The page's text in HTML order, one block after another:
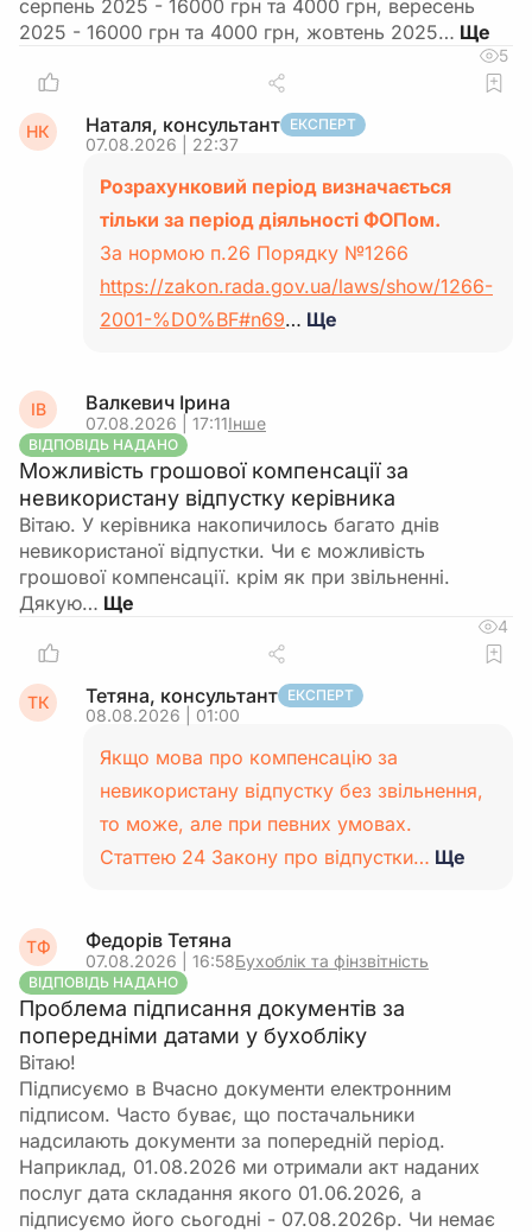
серпень 2025 - 16000 грн та 4000 грн, вересень
2025 - 16000 грн та 4000 грн, жовтень 2025…
5
НК Наталя, консультант ЕКСПЕРТ
07.08.2026 | 22:37
Розрахунковий період визначається
тільки за період діяльності ФОПом.
За нормою п.26 Порядку №1266
https://zakon.rada.gov.ua/laws/show/1266-
2001-%D0%BF#n69… Ще
ІВ Валкевич Ірина
07.08.2026 | 17:11Інше
ВІДПОВІДЬ НАДАНО
Можливість грошової компенсації за
невикористану відпустку керівника
Вітаю. У керівника накопичилось багато днів
невикористаної відпустки. Чи є можливість
грошової компенсації. крім як при звільненні.
Дякую…
4
ТК Тетяна, консультант ЕКСПЕРТ
08.08.2026 | 01:00
Якщо мова про компенсацію за
невикористану відпустку без звільнення,
то може, але при певних умовах.
Статтею 24 Закону про відпустки… Ще
ТФ Федорів Тетяна
07.08.2026 | 16:58Бухоблік та фінзвітність
ВІДПОВІДЬ НАДАНО
Проблема підписання документів за
попередніми датами у бухобліку
Вітаю!
Підписуємо в Вчасно документи електронним
підписом. Часто буває, що постачальники
надсилають документи за попередній період.
Наприклад, 01.08.2026 ми отримали акт наданих
послуг дата складання якого 01.06.2026, а
підписуємо його сьогодні - 07.08.2026р. Чи немає